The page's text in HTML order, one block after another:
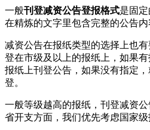
一般刊登减资公告登报格式是固
在精炼的文字里包含完整的公告内
减资公告在报纸类型的选择上也
登在市级及以上的报纸上，如果
报纸上刊登公告，如果没有指定
登。
一般等级越高的报纸，刊登减资
省开支方面，我们优先考虑国家级